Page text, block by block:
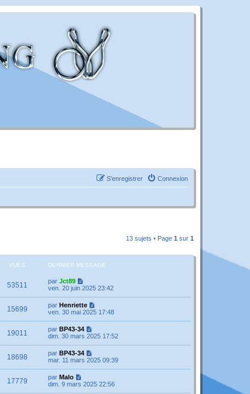
Connexion
S’enregistrer
13 sujets • Page 1 sur 1
VUES DERNIER MESSAGE
53511 par Jct89
ven. 20 juin 2025 23:42
15699 par Henriette
ven. 30 mai 2025 17:48
19011 par BP43-34
dim. 30 mars 2025 17:52
18698 par BP43-34
mar. 11 mars 2025 09:39
17779 par Malo
dim. 9 mars 2025 22:56